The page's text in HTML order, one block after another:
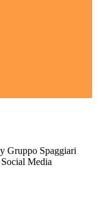
Gruppo Spaggiari
Media